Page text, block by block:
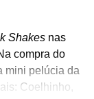
Shakesnas
compra do
mini pelúcia da
Coelhinho,